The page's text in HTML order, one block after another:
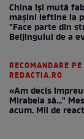
China își mută
mașini ieftine la
"Face parte din
Beijingului de a
RECOMANDARE PE
REDACTIA.RO
«Am decis
Mirabela să..."
acum. Mii de